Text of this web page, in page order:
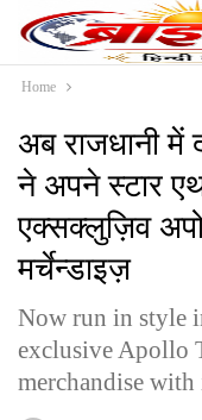
Home
अब राजधानी में
ने अपने स्टार
एक्सक्लुज़िव
मर्चेन्डाइज़
Now run in style
exclusive Apollo
merchandise with